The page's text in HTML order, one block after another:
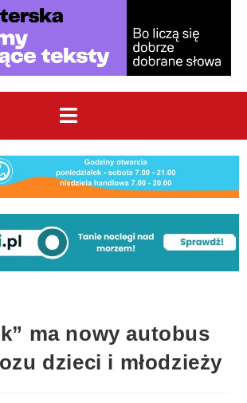
ma nowy autobus
dzieci i młodzieży